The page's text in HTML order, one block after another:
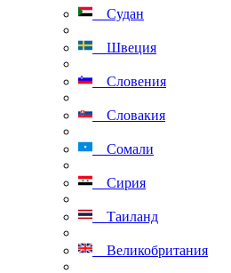
Судан
Швеция
Словения
Словакия
Сомали
Сирия
Таиланд
Великобритания